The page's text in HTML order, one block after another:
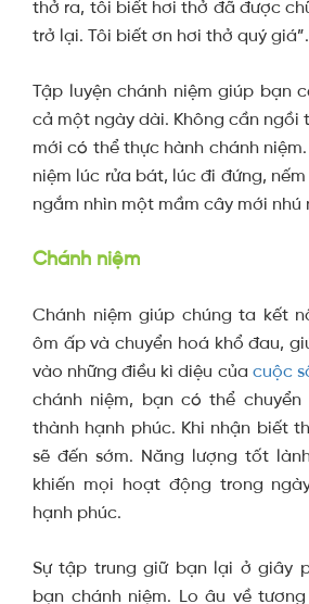
thở ra, tôi biết hơi thở đã được
trở lại. Tôi biết ơn hơi thở quý giá”.
Tập luyện chánh niệm giúp bạn
cả một ngày dài. Không cần ngồi
mới có thể thực hành chánh
niệm lúc rửa bát, lúc đi đứng,
ngắm nhìn một mầm cây mới nhú
Chánh niệm
Chánh niệm giúp chúng ta kết
ôm ấp và chuyển hoá khổ đau,
vào những điều kì diệu của cuộc
chánh niệm, bạn có thể
thành hạnh phúc. Khi nhận biết
sẽ đến sớm. Năng lượng tốt
khiến mọi hoạt động trong
hạnh phúc.
Sự tập trung giữ bạn lại ở giây
bạn chánh niệm. Lo âu về